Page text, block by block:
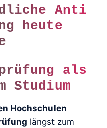
Anti
heute
als
Hochschulen
längst zum